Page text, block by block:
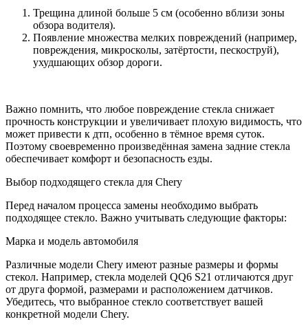
Трещина длиной больше 5 см (особенно вблизи зоны
обзора водителя).
Появление множества мелких повреждений (например,
повреждения, микросколы, затёртости, пескоструй),
ухудшающих обзор дороги.
Важно помнить, что любое повреждение стекла снижает
прочность конструкции и увеличивает плохую видимость, что
может привести к дтп, особенно в тёмное время суток.
Поэтому своевременно произведённая замена задние стекла
обеспечивает комфорт и безопасность езды.
Выбор подходящего стекла для Chery
Перед началом процесса замены необходимо выбрать
подходящее стекло. Важно учитывать следующие факторы:
Марка и модель автомобиля
Различные модели Chery имеют разные размеры и формы
стекол. Например, стекла моделей QQ6 S21 отличаются друг
от друга формой, размерами и расположением датчиков.
Убедитесь, что выбранное стекло соответствует вашей
конкретной модели Chery.